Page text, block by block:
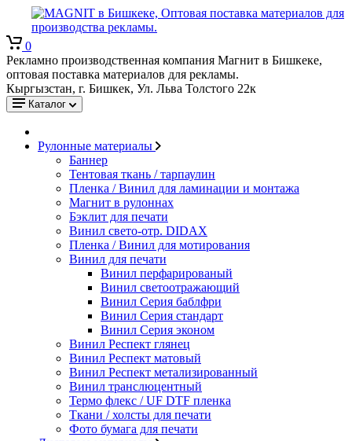
0
Рекламно производственная компания Магнит в Бишкеке,
оптовая поставка материалов для рекламы.
Кыргызстан, г. Бишкек, Ул. Льва Толстого 22к
Каталог
Рулонные материалы
Баннер
Тентовая ткань / тарпаулин
Пленка / Винил для ламинации и монтажа
Магнит в рулоннах
Бэклит для печати
Винил свето-отр. DIDAX
Пленка / Винил для мотирования
Винил для печати
Винил перфарированый
Винил светоотражающий
Винил Серия баблфри
Винил Серия стандарт
Винил Серия эконом
Винил Респект глянец
Винил Респект матовый
Винил Респект метализированный
Винил транслюцентный
Термо флекс / UF DTF пленка
Ткани / холсты для печати
Фото бумага для печати